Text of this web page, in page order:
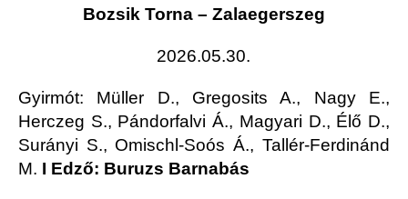
Bozsik Torna – Zalaegerszeg
2026.05.30.
Gyirmót: Müller D., Gregosits A., Nagy E.,
Herczeg S., Pándorfalvi Á., Magyari D., Élő D.,
Surányi S., Omischl-Soós Á., Tallér-Ferdinánd
M. I Edző: Buruzs Barnabás